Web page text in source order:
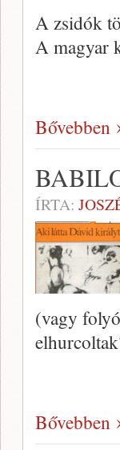
A zsidók
A magyar
Bővebben
ÍRTA:
(vagy
Bővebben